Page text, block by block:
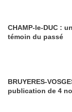
CHAMP-le-DUC :
témoin du passé
BRUYERES-
publication de 4